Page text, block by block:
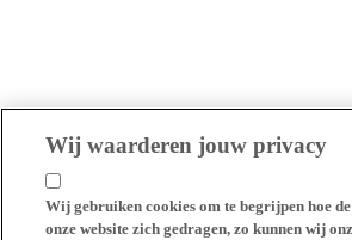
Wij waarderen jouw privacy
Wij gebruiken cookies om te begrijpen hoe
onze website zich gedragen, zo kunnen wij